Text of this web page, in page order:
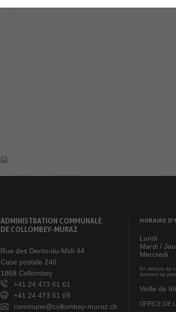
ADMINISTRATION COMMUNALE
DE COLLOMBEY-MURAZ
Rue des Dents-du-Midi 44
Case postale 246
1868 Collombey
+41 24 473 61 61
+41 24 473 61 69
commune@collombey-muraz.ch
HORAIRE
Lundi
Mardi /
Mercredi
En dehors de
derniers se
Veille de
OFFICE DE